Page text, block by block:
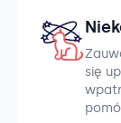
się